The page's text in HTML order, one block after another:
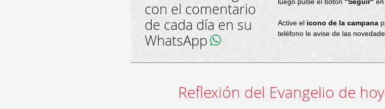
con el comentario
de cada día en su
WhatsApp
Active el icono de la campana
teléfono le avise de las
Reflexión del Evangelio de hoy